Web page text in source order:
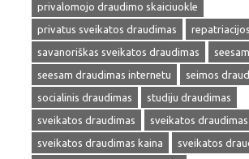
privalomojo draudimo skaiciuokle
privatus sveikatos draudimas
savanoriškas sveikatos draudimas
seesam draudimas internetu
seimos
socialinis draudimas
studiju draudimas
sveikatos draudimas
sveikatos
sveikatos draudimas kaina
sveikatos